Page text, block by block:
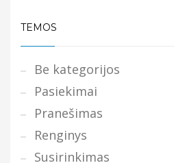
TEMOS
Be kategorijos
Pasiekimai
Pranešimas
Renginys
Susirinkimas